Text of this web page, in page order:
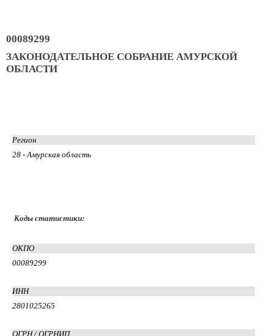
00089299
ЗАКОНОДАТЕЛЬНОЕ СОБРАНИЕ АМУРСКОЙ
ОБЛАСТИ
Регион
28 - Амурская область
Коды статистики:
ОКПО
00089299
ИНН
2801025265
ОГРН / ОГРНИП